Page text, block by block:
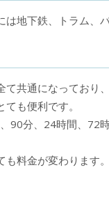
は地下鉄、トラム、
共通になっており
ても便利です。
90分、24時間、72
料金が変わります。